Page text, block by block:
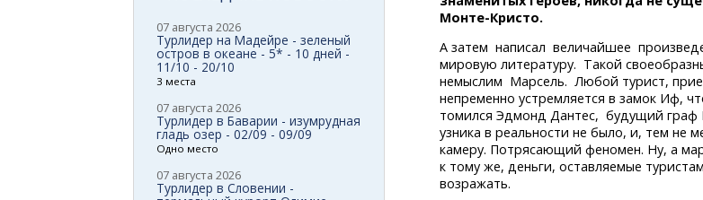
Монте-Кристо.
А затем написал величайшее
мировую литературу. Такой
немыслим Марсель. Любой турист,
непременно устремляется в замок Иф,
томился Эдмонд Дантес, будущий граф
узника в реальности не было, и, тем не
камеру. Потрясающий феномен. Ну, а
к тому же, деньги, оставляемые
возражать.
07 августа 2026
Турлидер на Мадейре - зеленый
остров в океане - 5* - 10 дней -
11/10 - 20/10
3 места
07 августа 2026
Турлидер в Баварии - изумрудная
гладь озер - 02/09 - 09/09
Одно место
07 августа 2026
Турлидер в Словении -